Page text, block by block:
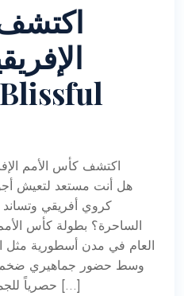
كروي أفريقي
العام في مدن أسطورية مثل
وسط حضور جماهيري
Blissful Tours حصرياً للجماهير: – حجز […]